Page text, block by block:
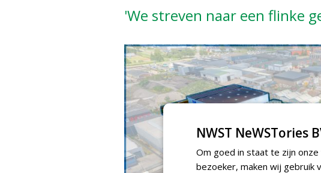
'We streven naar een flinke
NWST NeWSTories
Om goed in staat te zijn
bezoeker, maken wij gebruik